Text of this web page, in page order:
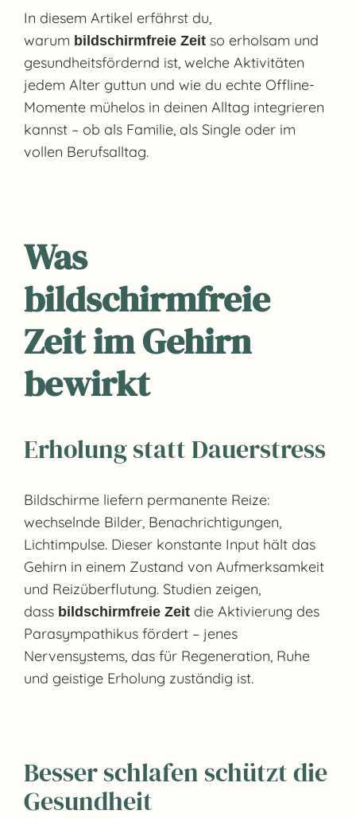
In diesem Artikel erfährst du,
warum bildschirmfreie Zeit so erholsam und
gesundheitsfördernd ist, welche Aktivitäten
jedem Alter guttun und wie du echte Offline-
Momente mühelos in deinen Alltag integrieren
kannst – ob als Familie, als Single oder im
vollen Berufsalltag.
Was
bildschirmfreie
Zeit im Gehirn
bewirkt
Erholung statt Dauerstress
Bildschirme liefern permanente Reize:
wechselnde Bilder, Benachrichtigungen,
Lichtimpulse. Dieser konstante Input hält das
Gehirn in einem Zustand von Aufmerksamkeit
und Reizüberflutung. Studien zeigen,
dass bildschirmfreie Zeit die Aktivierung des
Parasympathikus fördert – jenes
Nervensystems, das für Regeneration, Ruhe
und geistige Erholung zuständig ist.
Besser schlafen schützt die
Gesundheit